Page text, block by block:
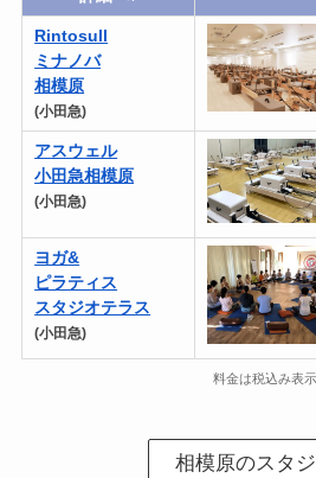
Rintosull
ミナノバ
相模原
(小田急)
アスウェル
小田急相模原
(小田急)
ヨガ&
ピラティス
スタジオテラス
(小田急)
料金は税込み表示
相模原のスタ